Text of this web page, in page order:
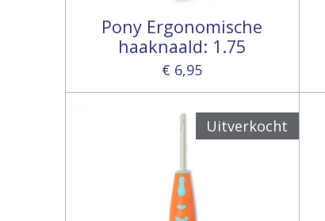
Pony Ergonomische
haaknaald: 1.75
€ 6,95
Uitverkocht